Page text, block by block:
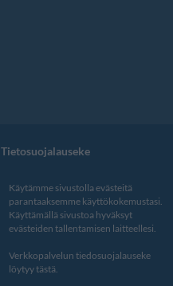
Tietosuojalauseke
Käytämme sivustolla evästeitä
parantaaksemme käyttökokemustasi.
Käyttämällä sivustoa hyväksyt
evästeiden tallentamisen laitteellesi.
Verkkopalvelun tiedosuojalauseke
löytyy tästä.